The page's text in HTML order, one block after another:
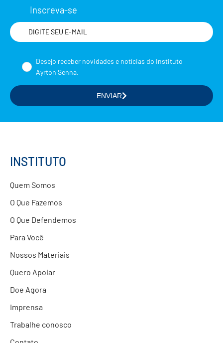
Inscreva-se
Nome
Formação de Educadores
Parcerias com Empresas
Desejo receber novidades e notícias do Instituto
Ayrton Senna.
ENVIAR
INSTITUTO
Quem Somos
O Que Fazemos
O Que Defendemos
Para Você
Nossos Materiais
Quero Apoiar
Doe Agora
Imprensa
Trabalhe conosco